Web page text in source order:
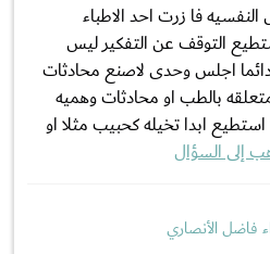
فا زرت احد الاطباء
التوقف عن التفكير ليس
اجلس وحدى لاصنع محادثات
بالطب او محادثات وهميه
ابدا تخيله كحبيب مثلا او
إلى السؤال
فاضل الأنصاري